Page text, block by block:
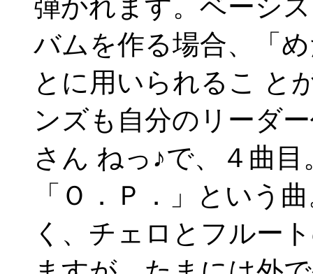
弾かれます。ベーシ
バムを作る場合、「
とに用いられるこ と
ンズも自分のリーダ
さん ねっ♪で、４曲
「Ｏ．Ｐ．」という
く、チェロとフルー